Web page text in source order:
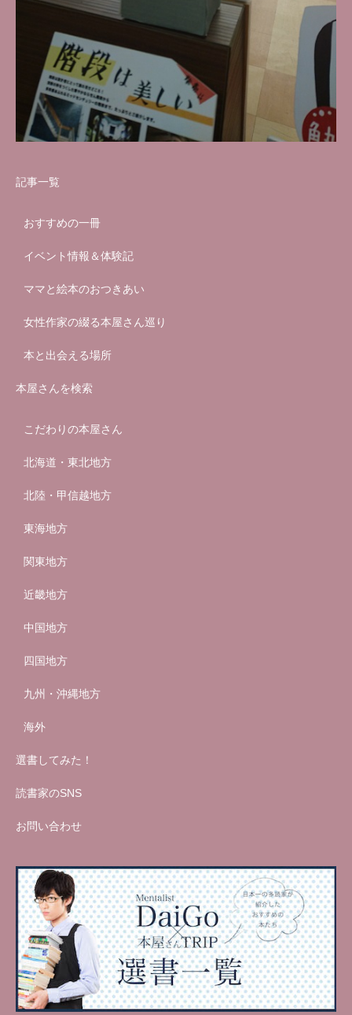
記事一覧
おすすめの一冊
イベント情報＆体験記
ママと絵本のおつきあい
女性作家の綴る本屋さん巡り
本と出会える場所
本屋さんを検索
こだわりの本屋さん
北海道・東北地方
北陸・甲信越地方
東海地方
関東地方
近畿地方
中国地方
四国地方
九州・沖縄地方
海外
選書してみた！
読書家のSNS
お問い合わせ